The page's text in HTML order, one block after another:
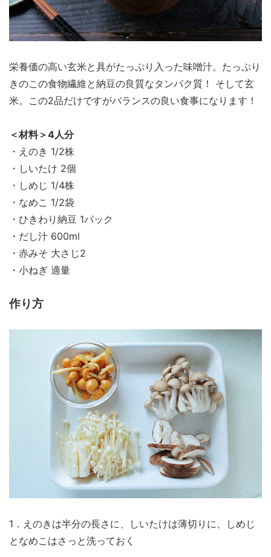
栄養価の高い玄米と具がたっぷり入った味噌汁。たっぷり
きのこの食物繊維と納豆の良質なタンパク質！ そして玄
米。この2品だけですがバランスの良い食事になります！
＜材料＞4人分
・えのき 1/2株
・しいたけ 2個
・しめじ 1/4株
・なめこ 1/2袋
・ひきわり納豆 1パック
・だし汁 600ml
・赤みそ 大さじ2
・小ねぎ 適量
作り方
1．えのきは半分の長さに、しいたけは薄切りに、しめじ
となめこはさっと洗っておく